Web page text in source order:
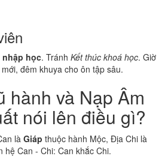
nhập học. Tránh Kết thúc khoá học. Giờ
đêm khuya cho ôn tập sâu.
hành và Nạp Âm
nói lên điều gì?
là Giáp thuộc hành Mộc, Địa Chi là
hệ Can - Chi: Can khắc Chi.